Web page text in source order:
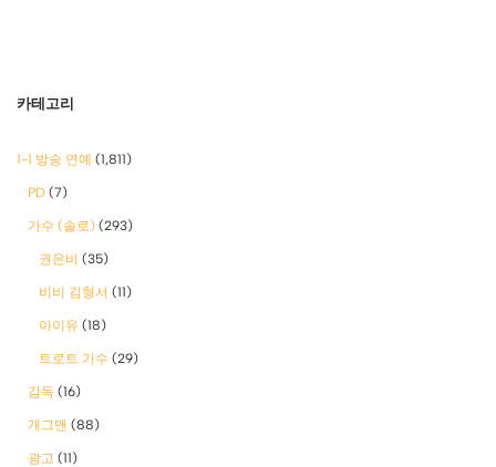
카테고리
1-1 방송 연예 (1,811)
PD (7)
가수 (솔로) (293)
권은비 (35)
비비 김형서 (11)
아이유 (18)
트로트 가수 (29)
감독 (16)
개그맨 (88)
광고 (11)